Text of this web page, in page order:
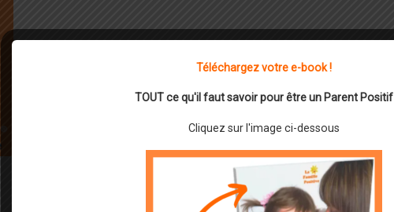
Téléchargez votre e-book !
TOUT ce qu'il faut savoir pour être un Parent Positif
Cliquez sur l'image ci-dessous